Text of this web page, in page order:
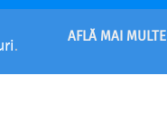
. AFLĂ MAI MULTE